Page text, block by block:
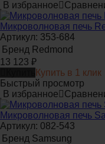
В избранное
Микроволновая печь
Артикул: 353-684
Бренд Redmond
13 123 ₽
Купить в 1 клик
Быстрый просмотр
В избранное
Микроволновая печь
Артикул: 082-543
Бренд Samsung